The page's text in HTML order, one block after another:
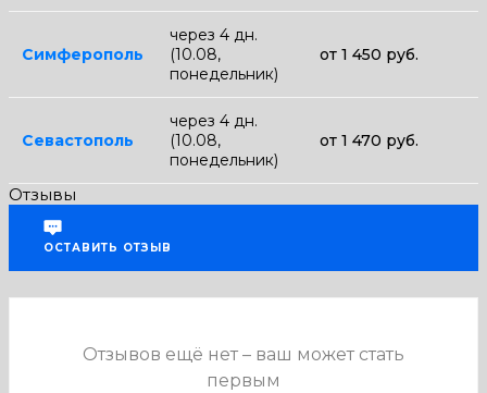
Симферополь
через 4 дн.
(10.08,
понедельник)
от 1 450 руб.
Севастополь
через 4 дн.
(10.08,
понедельник)
от 1 470 руб.
Отзывы
ОСТАВИТЬ ОТЗЫВ
Отзывов ещё нет – ваш может стать
первым